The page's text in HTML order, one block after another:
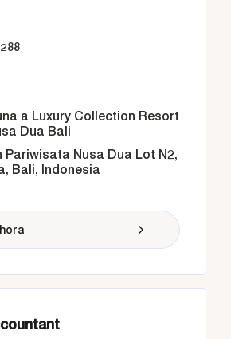
Pariwisata Nusa Dua Lot N2,
Bali, Indonesia
a Luxury Collection Resort
Dua Bali